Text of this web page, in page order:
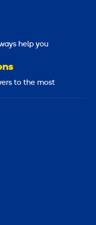
help you
to the most